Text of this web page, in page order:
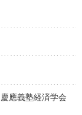
慶應義塾経済学会